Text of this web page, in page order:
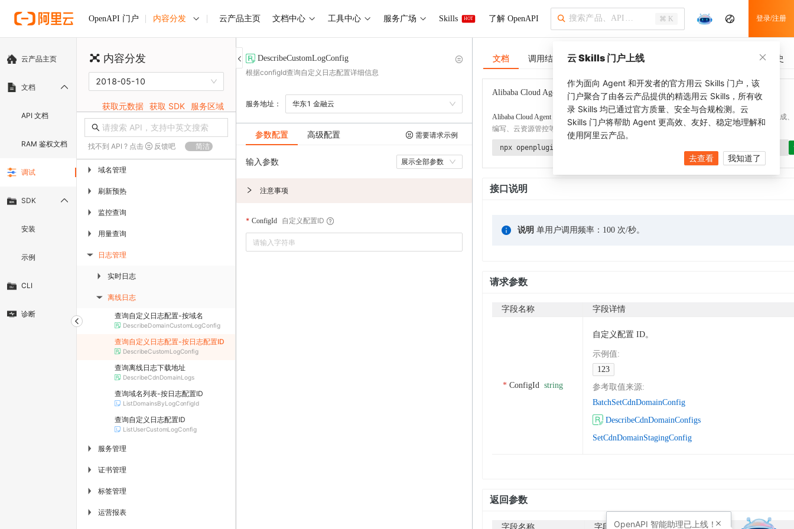
OpenAPI 门户 内容分发 云产品主页 文档中心 工具中心 服务广场 Skills HOT 了解 OpenAPI ⌘ K 登录/注册
云产品主页
文档
API 文档
RAM 鉴权文档
调试
SDK
安装
示例
CLI
诊断
内容分发
2018-05-10
获取元数据 获取 SDK 服务区域
找不到 API ? 点击 反馈吧 简洁
▶ 域名管理
▶ 刷新预热
▶ 监控查询
▶ 用量查询
▶ 日志管理
▶ 实时日志
▶ 离线日志
查询自定义日志配置-按域名
DescribeDomainCustomLogConfig
查询自定义日志配置-按日志配置ID
DescribeCustomLogConfig
查询离线日志下载地址
DescribeCdnDomainLogs
查询域名列表-按日志配置ID
ListDomainsByLogConfigId
查询自定义日志配置ID
ListUserCustomLogConfig
▶ 服务管理
▶ 证书管理
▶ 标签管理
▶ 运营报表
DescribeCustomLogConfig
根据configId查询自定义日志配置详细信息
服务地址： 华东1 金融云
参数配置 高级配置 需要请求示例
输入参数 展示全部参数
注意事项
ConfigId 自定义配置ID
文档 调用结果 SDK 示例 CLI 示例 调用历史
Alibaba Cloud Agent Toolkit 了解更多
Alibaba Cloud Agent Toolkit
提供 Agent 插件、技能、MCP 配置和验证工具，涵盖 SDK 代码生成、
编写、云资源管控等能力。通过 alibabacloud-agent-toolkit-install 技能可快速完成本地配置。
npx openplugin aliyun/alibabacloud-agent-toolkit
接口说明
说明 单用户调用频率：100 次/秒。
请求参数
字段名称 字段详情
ConfigId string
自定义配置 ID。
示例值:
123
参考取值来源:
BatchSetCdnDomainConfig
DescribeCdnDomainConfigs
SetCdnDomainStagingConfig
返回参数
字段名称 字段详情
云 Skills 门户上线
作为面向 Agent 和开发者的官方用云 Skills 门户，该
门户聚合了由各云产品提供的精选用云 Skills，所有收
录 Skills 均已通过官方质量、安全与合规检测。云
Skills 门户将帮助 Agent 更高效、友好、稳定地理解和
使用阿里云产品。
去查看 我知道了
OpenAPI 智能助理已上线！